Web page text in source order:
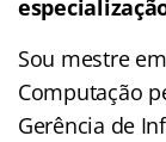
Sou mestre
Computação
Gerência de